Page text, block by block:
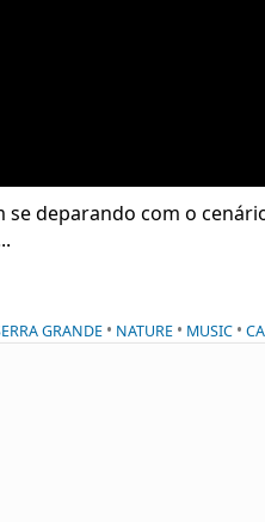
se deparando com o
GRANDE • NATURE • MUSIC •